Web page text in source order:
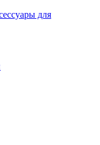
для